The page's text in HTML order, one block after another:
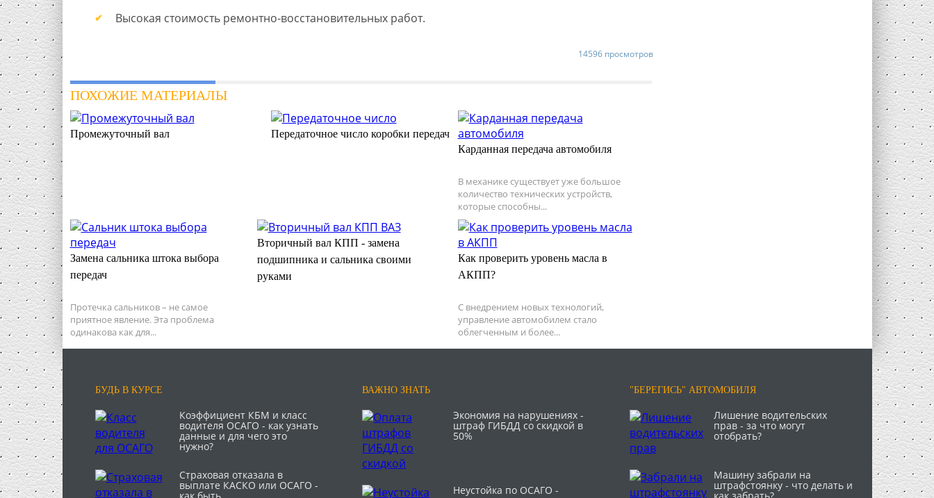
Высокая стоимость ремонтно-восстановительных работ.
14596 просмотров
ПОХОЖИЕ МАТЕРИАЛЫ
Промежуточный вал
Передаточное число коробки передач
Карданная передача автомобиля
В механике существует уже большое
количество технических устройств,
которые способны...
Замена сальника штока выбора
передач
Протечка сальников – не самое
приятное явление. Эта проблема
одинакова как для...
Вторичный вал КПП - замена
подшипника и сальника своими
руками
Как проверить уровень масла в
АКПП?
С внедрением новых технологий,
управление автомобилем стало
облегченным и более...
БУДЬ В КУРСЕ
Коэффициент КБМ и класс
водителя ОСАГО - как узнать
данные и для чего это
нужно?
Страховая отказала в
выплате КАСКО или ОСАГО -
ВАЖНО ЗНАТЬ
Экономия на нарушениях -
штраф ГИБДД со скидкой в
50%
Неустойка по ОСАГО -
"БЕРЕГИСЬ" АВТОМОБИЛЯ
Лишение водительских
прав - за что могут
отобрать?
Машину забрали на
штрафстоянку - что делать и